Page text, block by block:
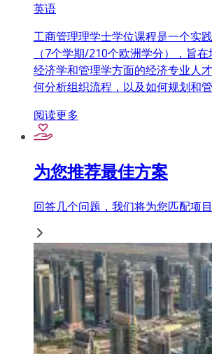
英语
工商管理理学士学位课程是一个实
（7个学期/210个欧洲学分），旨
经济学和管理学方面的经济专业人
何分析组织流程，以及如何规划和管
阅读更多
为您推荐最佳方案
回答几个问题，我们将为您匹配项目